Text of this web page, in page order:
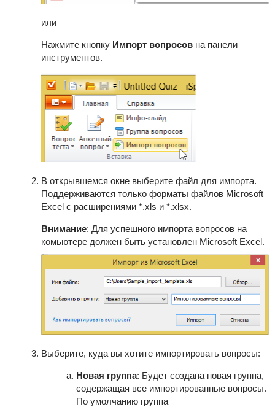
или
Нажмите кнопку Импорт вопросовна панели
инструментов.
В открывшемся окне выберите файл для импорта.
Поддерживаются только форматы файлов Microsoft
Excel с расширениями *.xls и *.xlsx.
Внимание: Для успешного импорта вопросов на
комьютере должен быть установлен Microsoft Excel.
Выберите, куда вы хотите импортировать вопросы:
Новая группа: Будет создана новая группа,
содержащая все импортированные вопросы.
По умолчанию группа